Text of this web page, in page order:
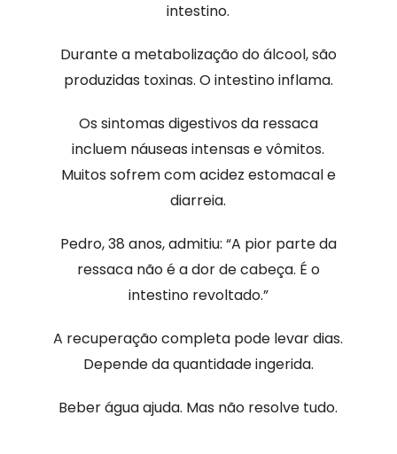
intestino.
Durante a metabolização do álcool, são
produzidas toxinas. O intestino inflama.
Os sintomas digestivos da ressaca
incluem náuseas intensas e vômitos.
Muitos sofrem com acidez estomacal e
diarreia.
Pedro, 38 anos, admitiu: “A pior parte da
ressaca não é a dor de cabeça. É o
intestino revoltado.”
A recuperação completa pode levar dias.
Depende da quantidade ingerida.
Beber água ajuda. Mas não resolve tudo.